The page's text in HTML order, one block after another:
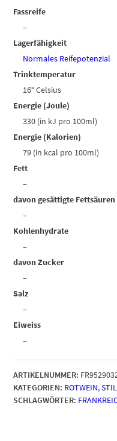
Fassreife
–
Lagerfähigkeit
Normales Reifepotenzial
Trinktemperatur
16° Celsius
Energie (Joule)
330 (in kJ pro 100ml)
Energie (Kalorien)
79 (in kcal pro 100ml)
Fett
–
davon gesättigte Fettsäuren
–
Kohlenhydrate
–
davon Zucker
–
Salz
–
Eiweiss
–
ARTIKELNUMMER:
KATEGORIEN: ROTWEIN,
SCHLAGWÖRTER: